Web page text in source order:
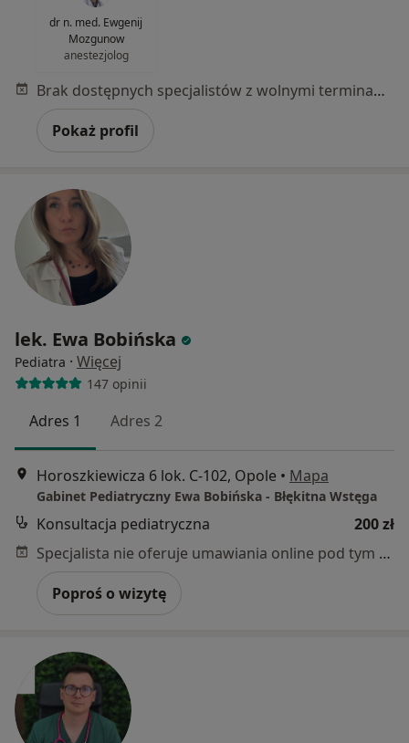
dr n. med. Ewgenij
Mozgunow
anestezjolog
Brak dostępnych specjalistów z wolnymi terminami w tym centrum medycznym.
Pokaż profil
lek. Ewa Bobińska
Pediatra · Więcej
147 opinii
Adres 1 Adres 2
Horoszkiewicza 6 lok. C-102, Opole • Mapa
Gabinet Pediatryczny Ewa Bobińska - Błękitna Wstęga
Konsultacja pediatryczna
200 zł
Specjalista nie oferuje umawiania online pod tym adresem.
Poproś o wizytę